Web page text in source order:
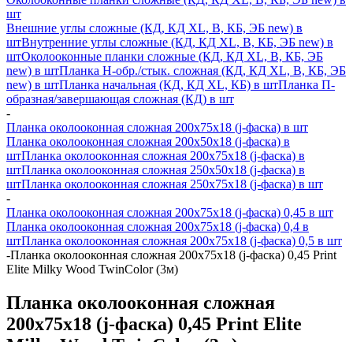
шт
Внешние углы сложные (КД, КД XL, В, КБ, ЭБ new) в
штВнутренние углы сложные (КД, КД XL, В, КБ, ЭБ new) в
штОколооконные планки сложные (КД, КД XL, В, КБ, ЭБ
new) в штПланка H-обр./стык. сложная (КД, КД XL, В, КБ, ЭБ
new) в штПланка начальная (КД, КД XL, КБ) в штПланка П-
образная/завершающая сложная (КД) в шт
-
Планка околооконная сложная 200х75х18 (j-фаска) в шт
Планка околооконная сложная 200х50х18 (j-фаска) в
штПланка околооконная сложная 200х75х18 (j-фаска) в
штПланка околооконная сложная 250х50х18 (j-фаска) в
штПланка околооконная сложная 250х75х18 (j-фаска) в шт
-
Планка околооконная сложная 200х75х18 (j-фаска) 0,45 в шт
Планка околооконная сложная 200х75х18 (j-фаска) 0,4 в
штПланка околооконная сложная 200х75х18 (j-фаска) 0,5 в шт
-Планка околооконная сложная 200х75х18 (j-фаска) 0,45 Print
Elite Milky Wood TwinColor (3м)
Планка околооконная сложная
200х75х18 (j-фаска) 0,45 Print Elite